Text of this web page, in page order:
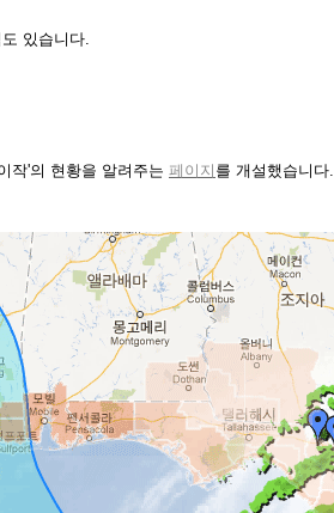
있습니다.
작'의 현황을 알려주는 페이지 를 개설했습니다.